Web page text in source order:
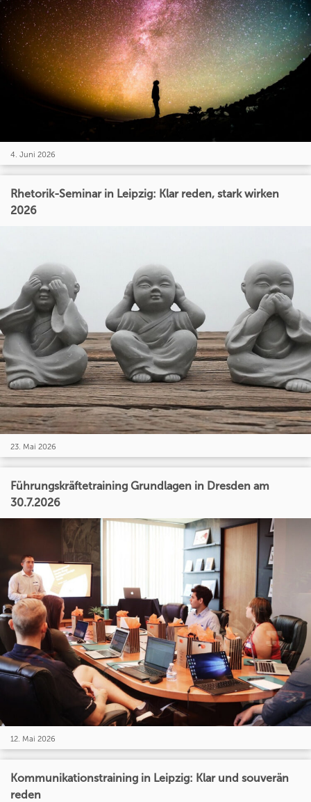
4. Juni 2026
Rhetorik-Seminar in Leipzig: Klar reden, stark wirken
2026
23. Mai 2026
Führungskräftetraining Grundlagen in Dresden am
30.7.2026
12. Mai 2026
Kommunikationstraining in Leipzig: Klar und souverän
reden